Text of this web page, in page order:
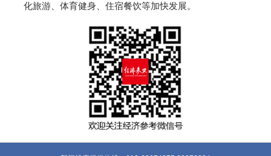
化旅游、体育健身、住宿餐饮等加快发展。